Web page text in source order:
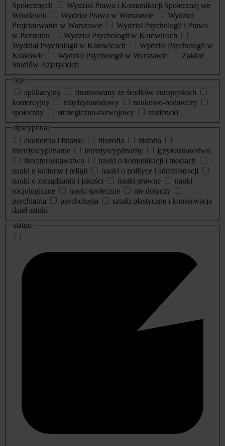
Społecznych
Wydział Prawa i Komunikacji Społecznej we
Wrocławiu
Wydział Prawa w Warszawie
Wydział
Projektowania w Warszawie
Wydział Psychologii i Prawa
w Poznaniu
Wydział Psychologii w Katowicach
Wydział Psychologii w Katowicach
Wydział Psychologii w
Krakowie
Wydział Psychologii w Warszawie
Zakład
Studiów Azjatyckich
typ:
aplikacyjny
finansowany ze środków europejskich
komercyjny
międzynarodowy
naukowo-badawczy
społeczny
strategiczno-rozwojowy
studencki
dyscyplina:
ekonomia i finanse
filozofia
historia
interdyscyplinarne
interdyscyplinarny
językoznawstwo
literaturoznawstwo
nauki o komunikacji i mediach
nauki o kulturze i religii
nauki o polityce i administracji
nauki o zarządzaniu i jakości
nauki prawne
nauki
socjologiczne
nauki społeczne
nie dotyczy
psychiatria
psychologia
sztuki plastyczne i konserwacja
dzieł sztuki
status: